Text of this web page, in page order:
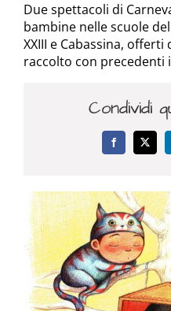
Due spettacoli di
bambine nelle scuole
XXIII e Cabassina, offerti
raccolto con precedenti
Condividi
Facebook
X